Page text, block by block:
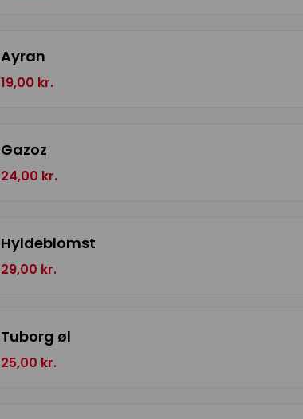
Ayran
19,00 kr.
Gazoz
24,00 kr.
Hyldeblomst
29,00 kr.
Tuborg øl
25,00 kr.